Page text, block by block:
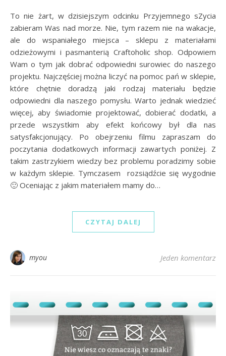
To nie żart, w dzisiejszym odcinku Przyjemnego sZycia
zabieram Was nad morze. Nie, tym razem nie na wakacje,
ale do wspaniałego miejsca – sklepu z materiałami
odzieżowymi i pasmanterią Craftoholic shop. Odpowiem
Wam o tym jak dobrać odpowiedni surowiec do naszego
projektu. Najczęściej można liczyć na pomoc pań w sklepie,
które chętnie doradzą jaki rodzaj materiału będzie
odpowiedni dla naszego pomysłu. Warto jednak wiedzieć
więcej, aby świadomie projektować, dobierać dodatki, a
przede wszystkim aby efekt końcowy był dla nas
satysfakcjonujący. Po obejrzeniu filmu zapraszam do
poczytania dodatkowych informacji zawartych poniżej. Z
takim zastrzykiem wiedzy bez problemu poradzimy sobie
w każdym sklepie. Tymczasem rozsiądźcie się wygodnie
🙂 Oceniając z jakim materiałem mamy do…
CZYTAJ DALEJ
myou Jeden komentarz